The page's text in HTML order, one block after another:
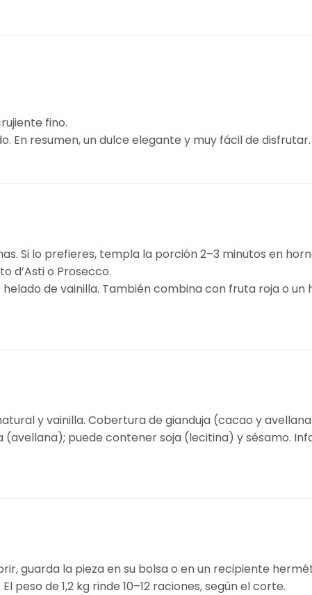
fino.
En resumen, un dulce elegante y muy fácil de disfrutar.
Si lo prefieres, templa la porción 2–3 minutos en
d’Asti o Prosecco.
de vainilla. También combina con fruta roja o
y vainilla. Cobertura de gianduja (cacao y
puede contener soja (lecitina) y sésamo.
guarda la pieza en su bolsa o en un recipiente
de 1,2 kg rinde 10–12 raciones, según el corte.